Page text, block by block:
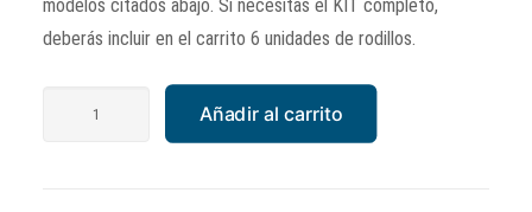
modelos citados abajo. Si necesitas el KIT completo,
deberás incluir en el carrito 6 unidades de rodillos.
Añadir al carrito